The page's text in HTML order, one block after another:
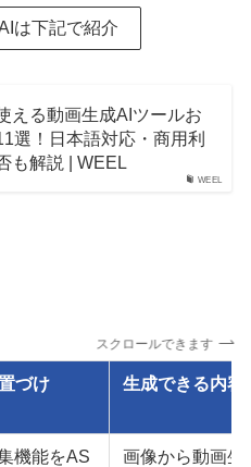
は下記で紹介
WEEL
える動画生成AIツールお
選！日本語対応・商用利
も解説 | WEEL
スクロールできます
づけ 生成できる内容
機能をAS
画像から動画生